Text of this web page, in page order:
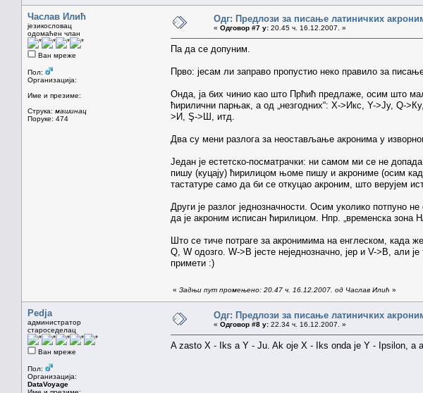
Часлав Илић
језикословац
одомаћен члан
Ван мреже
Пол:
Организација:
Име и презиме:
Струка: машинац
Поруке: 474
Одг: Предлози за писање латиничких
« Одговор #7 у: 20.45 ч. 16.12.2007. »
Па да се допуним.
Прво: јесам ли заправо пропустио неко правило за
Онда, ја бих чинио као што Прћић предлаже, осим што
ћирилични парњак, а од „незгодних“: X->Икс, Y->Ју, Q-
>И, Ş->Ш, итд.
Два су мени разлога за неостављање акронима у
Један је естетско-посматрачки: ни самом ми се не
пишу (куцају) ћирилицом њоме пишу и акрониме (осим
тастатуре само да би се откуцао акроним, што верујем
Други је разлог једнозначности. Осим уколико
да је акроним исписан ћирилицом. Нпр. „временска зона
Што се тиче потраге за акронимима на енглеском, када
Q, W одозго. W->В јесте неједнозначно, јер и V->В, али
примети :)
« Задњи пут промењено: 20.47 ч. 16.12.2007. од Часлав Илић »
Pedja
администратор
староседелац
Ван мреже
Пол:
Организација:
DataVoyage
Одг: Предлози за писање латиничких
« Одговор #8 у: 22.34 ч. 16.12.2007. »
A zasto X - Iks a Y - Ju. Ak oje X - Iks onda je Y - Ipsilon, a